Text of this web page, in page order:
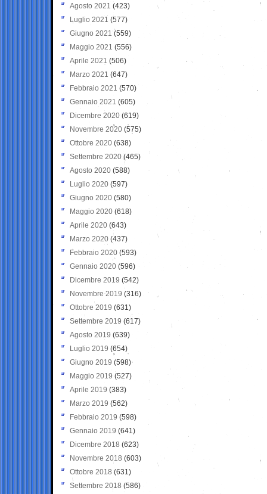
Agosto 2021 (423)
Luglio 2021 (577)
Giugno 2021(559)
Maggio 2021 (556)
Aprile 2021 (506)
Marzo 2021 (647)
Febbraio 2021 (570)
Gennaio 2021 (605)
Dicembre 2020 (619)
Novembre 2020 (575)
Ottobre 2020 (638)
Settembre 2020(465)
Agosto 2020 (588)
Luglio 2020 (597)
Giugno 2020 (580)
Maggio 2020 (618)
Aprile 2020 (643)
Marzo 2020 (437)
Febbraio 2020 (593)
Gennaio 2020 (596)
Dicembre 2019 (542)
Novembre 2019 (316)
Ottobre 2019 (631)
Settembre 2019 (617)
Agosto 2019 (639)
Luglio 2019 (654)
Giugno 2019 (598)
Maggio 2019 (527)
Aprile 2019 (383)
Marzo 2019 (562)
Febbraio 2019 (598)
Gennaio 2019 (641)
Dicembre 2018 (623)
Novembre 2018 (603)
Ottobre 2018 (631)
Settembre 2018 (586)